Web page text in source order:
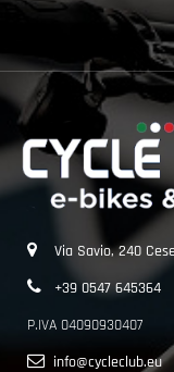
Via Savio, 240
+39 0547 645364
P.IVA 04090930407
info@cycleclub.eu